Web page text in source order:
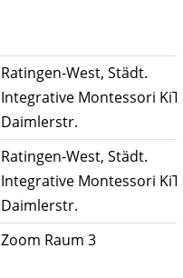
Ratingen-West, Städt.
Integrative Montessori
Daimlerstr.
Ratingen-West, Städt.
Integrative Montessori
Daimlerstr.
Zoom Raum 3